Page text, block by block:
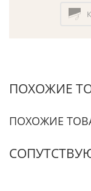
ПОХОЖИЕ
ПОХОЖИЕ